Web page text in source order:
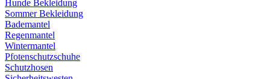
Hunde Bekleidung
Sommer Bekleidung
Bademantel
Regenmantel
Wintermantel
Pfotenschutzschuhe
Schutzhosen